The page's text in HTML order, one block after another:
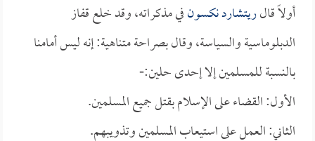
أولاً قالريتشارد نكسونفي مذكراته، وقد خلع قفاز
الدبلوماسية والسياسة، وقال بصراحة متناهية: إنه ليس أمامنا
بالنسبة للمسلمين إلا إحدى حلين:-
الأول: القضاء على الإسلام بقتل جميع المسلمين.
الثاني: العمل على استيعاب المسلمين وتذويبهم.